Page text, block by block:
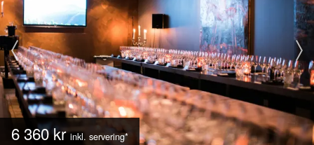
6 360 krinkl. servering*